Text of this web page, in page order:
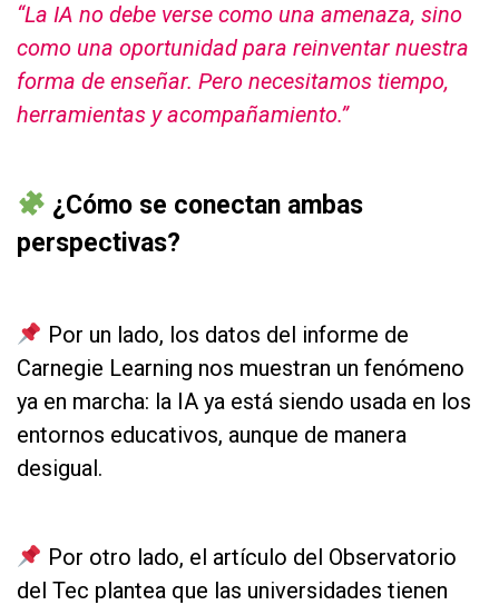
“La IA no debe verse como una amenaza, sino
como una oportunidad para reinventar nuestra
forma de enseñar. Pero necesitamos tiempo,
herramientas y acompañamiento.”
¿Cómo se conectan ambas
perspectivas?
Por un lado, los datos del informe de
Carnegie Learning nos muestran un fenómeno
ya en marcha: la IA ya está siendo usada en los
entornos educativos, aunque de manera
desigual.
Por otro lado, el artículo del Observatorio
del Tec plantea que las universidades tienen